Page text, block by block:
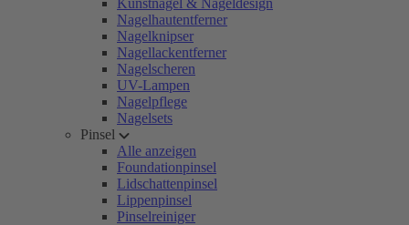
Kunstnägel & Nageldesign
Nagelhautentferner
Nagelknipser
Nagellackentferner
Nagelscheren
UV-Lampen
Nagelpflege
Nagelsets
Pinsel
Alle anzeigen
Foundationpinsel
Lidschattenpinsel
Lippenpinsel
Pinselreiniger